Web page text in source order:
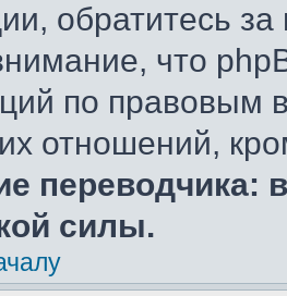
обратитесь
что
по правовым
отношений,
переводчика:
силы.